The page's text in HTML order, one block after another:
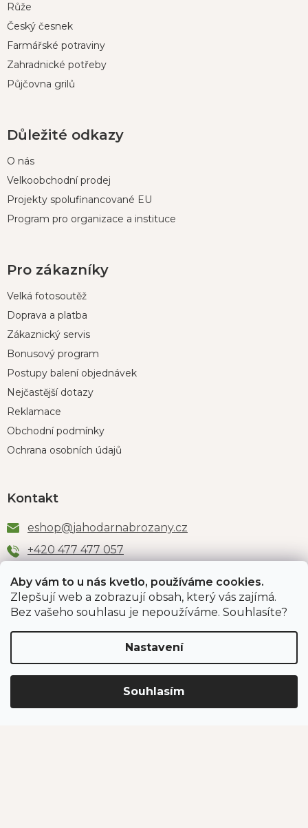
Aby vám to u nás kvetlo, používáme cookies.
Zlepšují web a zobrazují obsah, který vás zajímá.
Bez vašeho souhlasu je nepoužíváme. Souhlasíte?
Nastavení
Souhlasím
Růže
Český česnek
Farmářské potraviny
Zahradnické potřeby
Půjčovna grilů
Důležité odkazy
O nás
Velkoobchodní prodej
Projekty spolufinancované EU
Program pro organizace a instituce
Pro zákazníky
Velká fotosoutěž
Doprava a platba
Zákaznický servis
Bonusový program
Postupy balení objednávek
Nejčastější dotazy
Reklamace
Obchodní podmínky
Ochrana osobních údajů
Kontakt
eshop@jahodarnabrozany.cz
+420 477 477 057
Odběr newsletteru
PŘIHLÁSIT SE